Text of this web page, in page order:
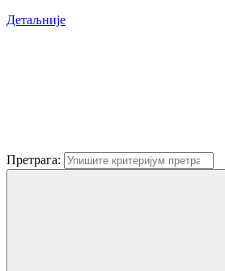
Детаљније
Претрага: